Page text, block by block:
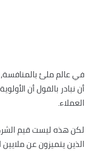
في عالم ملئ بالمنافسة،
أن نبادر بالقول أن
العملاء.
لكن هذه ليست قيم
الذين يتميزون عن ملايين